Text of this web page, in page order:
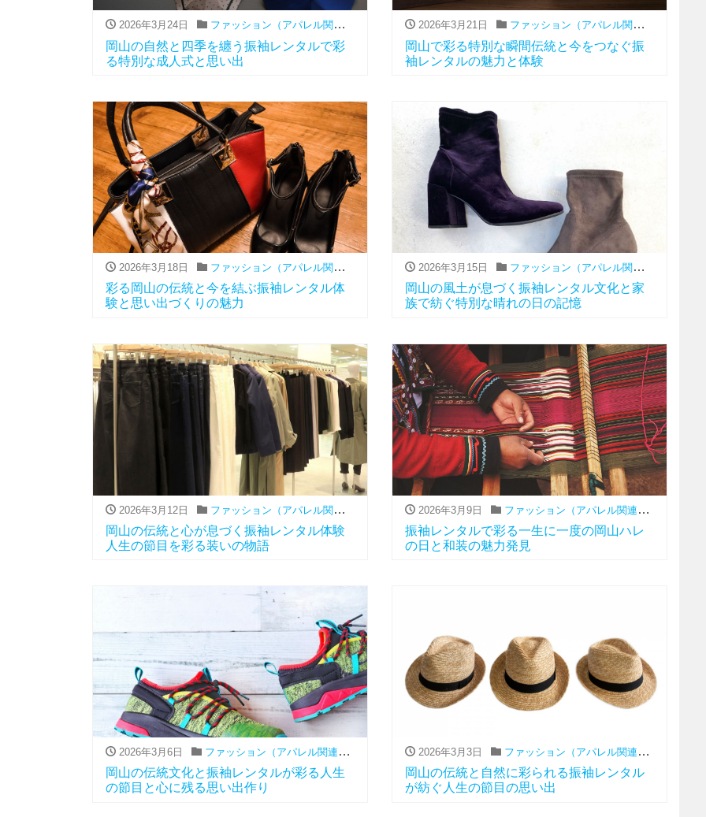
2026年3月24日 ファッション（アパレル関連） 振袖
岡山の自然と四季を纏う振袖レンタルで彩
る特別な成人式と思い出
2026年3月21日 ファッション（アパレル関連）
岡山で彩る特別な瞬間伝統と今をつなぐ振
袖レンタルの魅力と体験
2026年3月18日 ファッション（アパレル関連） 振袖
彩る岡山の伝統と今を結ぶ振袖レンタル体
験と思い出づくりの魅力
2026年3月15日 ファッション（アパレル関連）
岡山の風土が息づく振袖レンタル文化と家
族で紡ぐ特別な晴れの日の記憶
2026年3月12日 ファッション（アパレル関連） 振袖
岡山の伝統と心が息づく振袖レンタル体験
人生の節目を彩る装いの物語
2026年3月9日 ファッション（アパレル関連） ,
振袖レンタルで彩る一生に一度の岡山ハレ
の日と和装の魅力発見
2026年3月6日 ファッション（アパレル関連） , 振袖
岡山の伝統文化と振袖レンタルが彩る人生
の節目と心に残る思い出作り
2026年3月3日 ファッション（アパレル関連） ,
岡山の伝統と自然に彩られる振袖レンタル
が紡ぐ人生の節目の思い出